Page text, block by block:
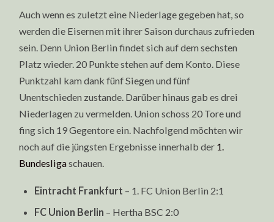
Auch wenn es zuletzt eine Niederlage gegeben hat, so
werden die Eisernen mit ihrer Saison durchaus zufrieden
sein. Denn Union Berlin findet sich auf dem sechsten
Platz wieder. 20 Punkte stehen auf dem Konto. Diese
Punktzahl kam dank fünf Siegen und fünf
Unentschieden zustande. Darüber hinaus gab es drei
Niederlagen zu vermelden. Union schoss 20 Tore und
fing sich 19 Gegentore ein. Nachfolgend möchten wir
noch auf die jüngsten Ergebnisse innerhalb der 1.
Bundesligaschauen.
Eintracht Frankfurt – 1. FC Union Berlin 2:1
FC Union Berlin – Hertha BSC 2:0